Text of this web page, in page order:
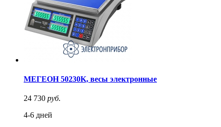
МЕГЕОН 50230K, весы электронные
24 730 руб.
4-6 дней